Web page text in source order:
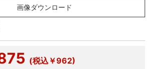
画像ダウンロード
(税込￥962)